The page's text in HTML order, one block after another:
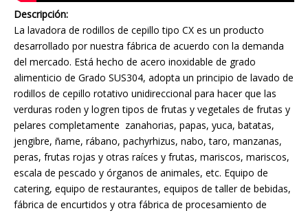
Descripción:
La lavadora de rodillos de cepillo tipo CX es un producto
desarrollado por nuestra fábrica de acuerdo con la demanda
del mercado. Está hecho de acero inoxidable de grado
alimenticio de Grado SUS304, adopta un principio de lavado de
rodillos de cepillo rotativo unidireccional para hacer que las
verduras roden y logren tipos de frutas y vegetales de frutas y
pelares completamente zanahorias, papas, yuca, batatas,
jengibre, ñame, rábano, pachyrhizus, nabo, taro, manzanas,
peras, frutas rojas y otras raíces y frutas, mariscos, mariscos,
escala de pescado y órganos de animales, etc. Equipo de
catering, equipo de restaurantes, equipos de taller de bebidas,
fábrica de encurtidos y otra fábrica de procesamiento de